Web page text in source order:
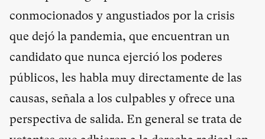
conmocionados y angustiados por la crisis
que dejó la pandemia, que encuentran un
candidato que nunca ejerció los poderes
públicos, les habla muy directamente de las
causas, señala a los culpables y ofrece una
perspectiva de salida. En general se trata de